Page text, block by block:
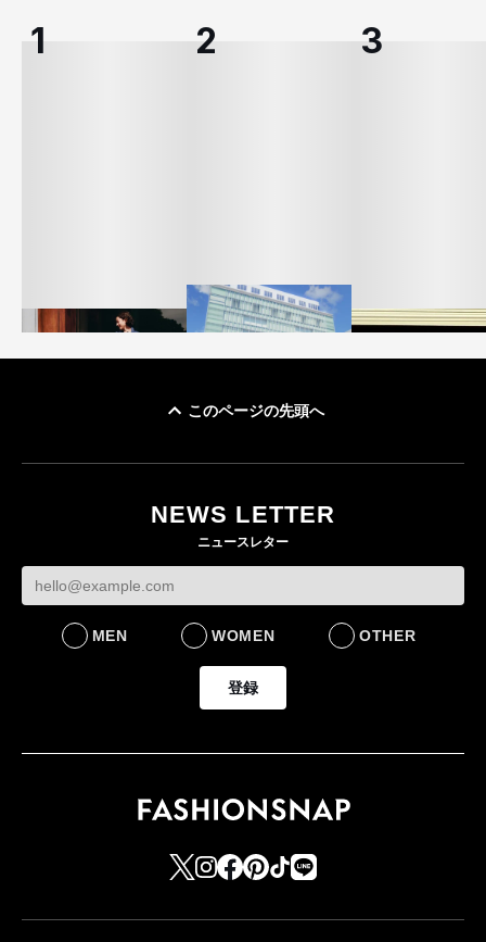
ケットなど7型を発売
FASHION
このページの先頭へ
NEWS LETTER
ニュースレター
MEN WOMEN OTHER
登録